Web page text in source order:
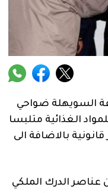
السويهلة ضواحي
الغذائية متلبسا
بالاضافة الى
الدرك الملكي